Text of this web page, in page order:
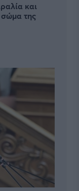
και
σώμα της